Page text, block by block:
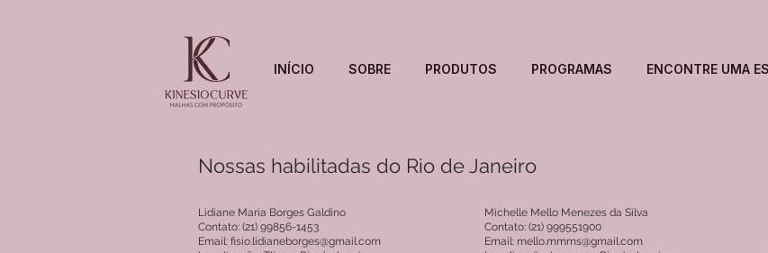
INÍCIO SOBRE PRODUTOS PROGRAMAS ENCONTRE UMA
Nossas habilitadas do Rio de Janeiro
Lidiane Maria Borges Galdino
Contato: (21) 99856-1453
Email: fisio.lidianeborges@gmail.com
Michelle Mello Menezes da Silva
Contato: (21) 999551900
Email: mello.mmms@gmail.com